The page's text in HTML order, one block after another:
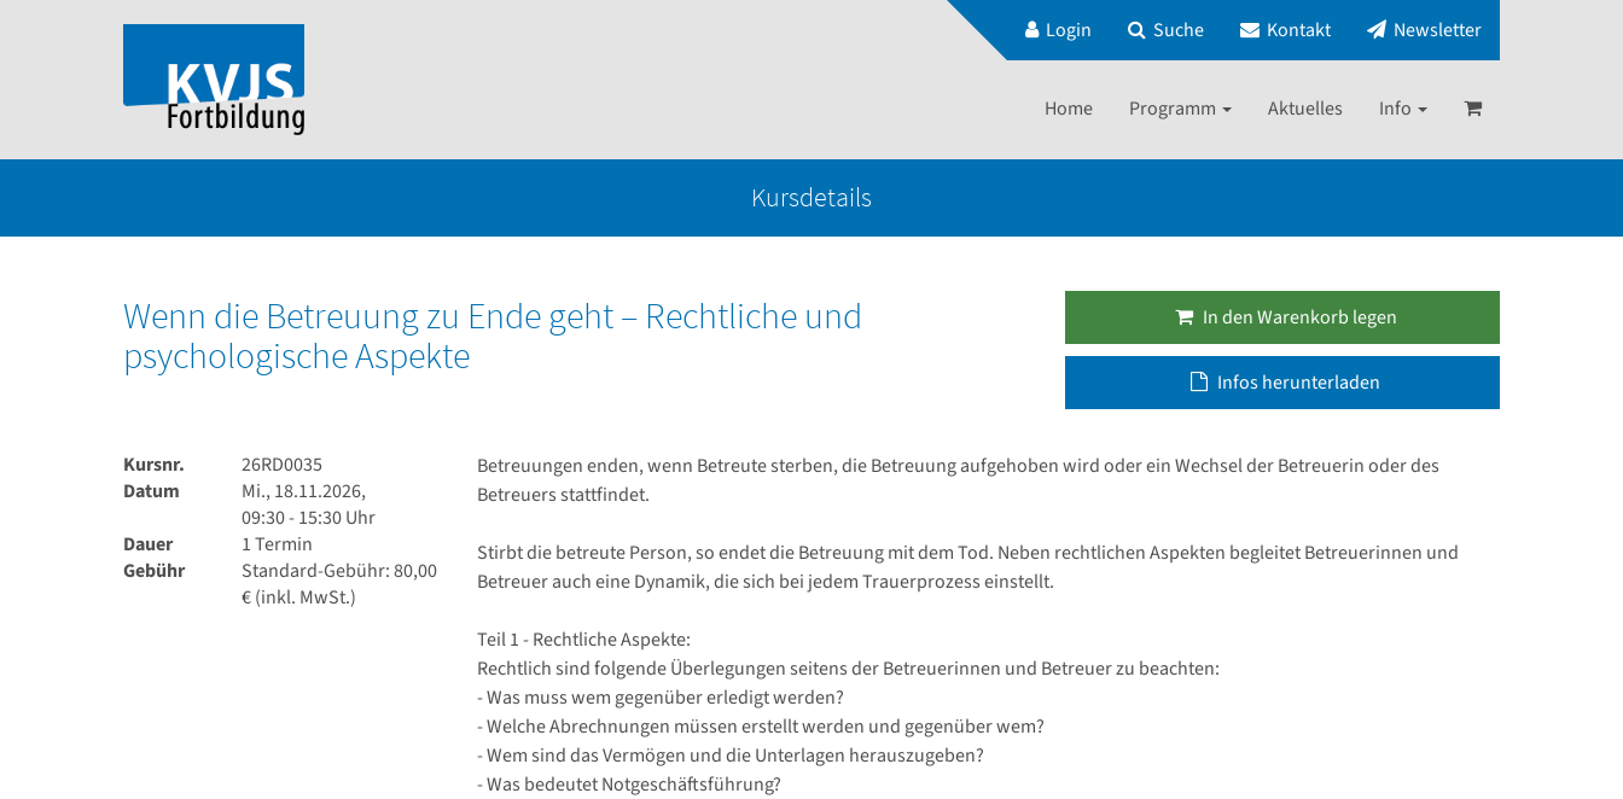
Login Suche Kontakt Newsletter
Home Programm Aktuelles Info
Kursdetails
Wenn die Betreuung zu Ende geht – Rechtliche und
psychologische Aspekte
In den Warenkorb legen
Infos herunterladen
Kursnr.
26RD0035
Datum
Mi., 18.11.2026,
09:30 - 15:30 Uhr
Dauer
1 Termin
Gebühr
Standard-Gebühr: 80,00
€ (inkl. MwSt.)
Betreuungen enden, wenn Betreute sterben, die Betreuung aufgehoben wird oder ein Wechsel der Betreuerin oder des
Betreuers stattfindet.
Stirbt die betreute Person, so endet die Betreuung mit dem Tod. Neben rechtlichen Aspekten begleitet Betreuerinnen und
Betreuer auch eine Dynamik, die sich bei jedem Trauerprozess einstellt.
Teil 1 - Rechtliche Aspekte:
Rechtlich sind folgende Überlegungen seitens der Betreuerinnen und Betreuer zu beachten:
- Was muss wem gegenüber erledigt werden?
- Welche Abrechnungen müssen erstellt werden und gegenüber wem?
- Wem sind das Vermögen und die Unterlagen herauszugeben?
- Was bedeutet Notgeschäftsführung?